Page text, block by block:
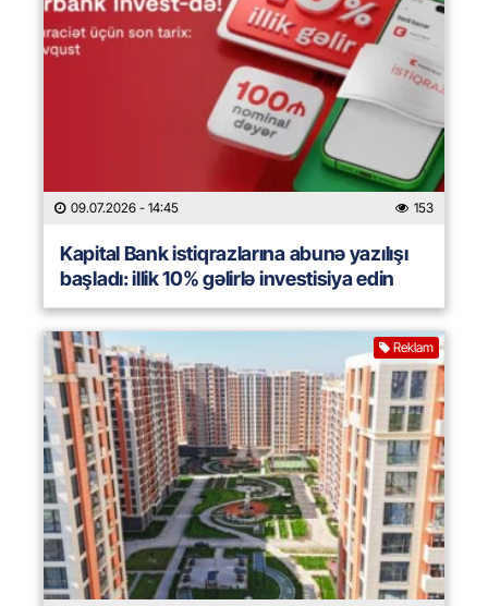
09.07.2026 - 14:45 153
Kapital Bank istiqrazlarına abunə yazılışı
başladı: illik 10% gəlirlə investisiya edin
Reklam